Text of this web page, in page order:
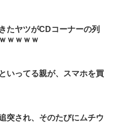
たヤツがCDコーナーの列
ｗｗｗｗ
いってる親が、スマホを買
突され、そのたびにムチウ